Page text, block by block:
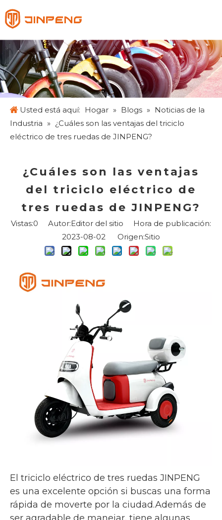
Français
Pусский
Usted está aquí: Hogar » Blogs » Noticias de la
Industria » ¿Cuáles son las ventajas del triciclo
eléctrico de tres ruedas de JINPENG?
¿Cuáles son las ventajas
del triciclo eléctrico de
tres ruedas de JINPENG?
Vistas:0 Autor:Editor del sitio Hora de publicación:
2023-08-02 Origen:Sitio
El triciclo eléctrico de tres ruedas JINPENG
es una excelente opción si buscas una forma
rápida de moverte por la ciudad.Además de